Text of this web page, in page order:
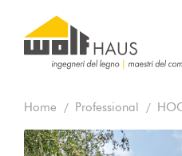
Home Professional